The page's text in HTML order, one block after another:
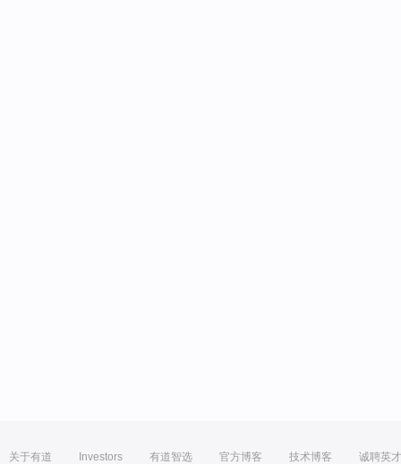
关于有道 Investors 有道智选 官方博客 技术博客 诚聘英才